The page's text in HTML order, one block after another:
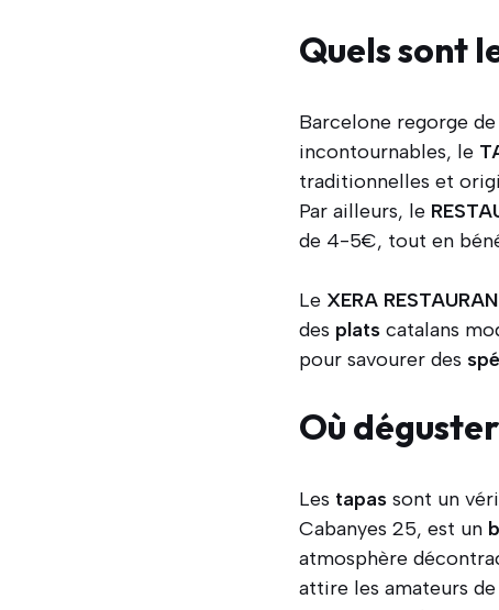
Quels sont
Barcelone regorge de
incontournables, le
traditionnelles et
Par ailleurs, le
de 4-5€, tout en
Le XERA
des plats catalans
pour savourer des
Où
Les tapas sont un
Cabanyes 25, est un
atmosphère
attire les amateurs de